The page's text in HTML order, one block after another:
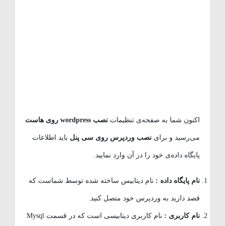
اکنون شما به صفحه‌ی تنظیماتنصب wordpress روی هاست
می‌رسید و برای نصب وردپرس روی سی پنلباید اطلاعات
پایگاه داده‌ی خود را در آن وارد نمایید.
نام پایگاه داده :نام دیتابیس ساخته شده توسط شماست که
قصد دارید به وردپرس خود متصل کنید.
نام کاربری : نام کاربری دیتابیسی است که در قسمت Mysql